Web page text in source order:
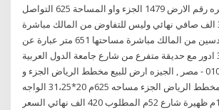
من المالك مباشره رقم الارض 1479 الجزء واو المساحة 625 التواصل
واتس اب السعر 380 الف صافي نهائي وليس للتفاوض من المالك مباشرة
ارض للبيع بالمهندسين من المالك مباشرة مساحتها 651 متر عبارة عن
منزل قابل للهدم 3 ادور مع حديقة متفرع من شارع جامعة الدول العربية
هاتف : 01001777876 - مصر , الجيزه ارض للبيع مخطط الرياض الجزء و
من المالك , ارض بمخطط الرياض الجزء مساحه 625م 20*31،25 الواجه
على شارع شمالي 16م ظهيرة شارع 52م المطلوب 420 الف نهائي السعر